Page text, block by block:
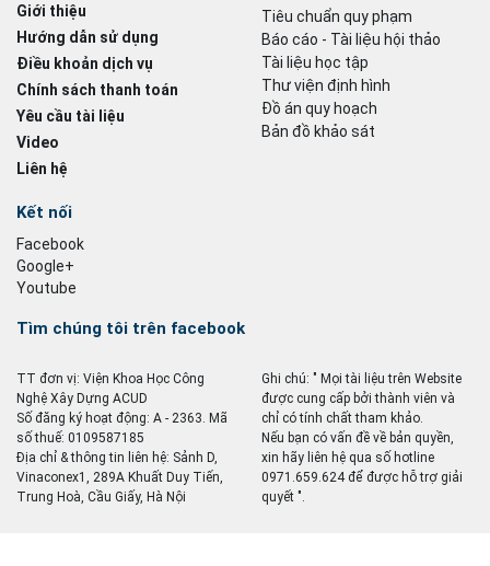
Giới thiệu
Hướng dẫn sử dụng
Điều khoản dịch vụ
Chính sách thanh toán
Yêu cầu tài liệu
Video
Liên hệ
Tiêu chuẩn quy phạm
Báo cáo - Tài liệu hội thảo
Tài liệu học tập
Thư viện định hình
Đồ án quy hoạch
Bản đồ khảo sát
Kết nối
Facebook
Google+
Youtube
Tìm chúng tôi trên facebook
TT đơn vị: Viện Khoa Học Công
Nghệ Xây Dựng ACUD
Số đăng ký hoạt động: A - 2363. Mã
số thuế: 0109587185
Địa chỉ & thông tin liên hệ: Sảnh D,
Vinaconex1, 289A Khuất Duy Tiến,
Trung Hoà, Cầu Giấy, Hà Nội
Ghi chú: " Mọi tài liệu trên Website
được cung cấp bởi thành viên và
chỉ có tính chất tham khảo.
Nếu bạn có vấn đề về bản quyền,
xin hãy liên hệ qua số hotline
0971.659.624 để được hỗ trợ giải
quyết ".